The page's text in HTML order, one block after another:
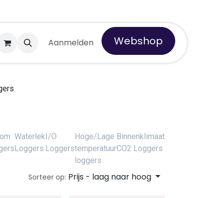
Aanmelden Webshop
Waterlek
Loggers
I/O
Loggers
Hoge/Lage
temperatuur
loggers
Binnenklimaat
CO2 Loggers
Sorteer op: Prijs - laag naar hoog